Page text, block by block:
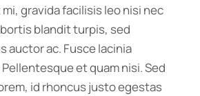
gravida facilisis leo nisi nec
blandit turpis, sed
auctor ac. Fusce lacinia
et quam nisi. Sed
id rhoncus justo egestas